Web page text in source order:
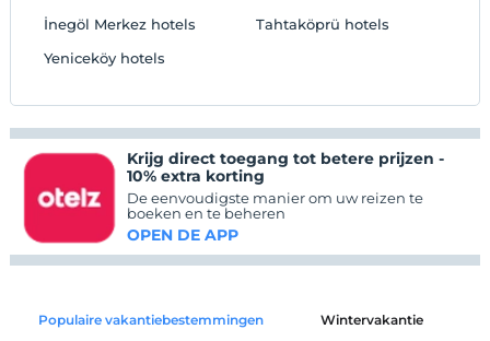
İnegöl Merkez hotels
Tahtaköprü hotels
Yeniceköy hotels
Krijg direct toegang tot betere prijzen -
10% extra korting
De eenvoudigste manier om uw reizen te
boeken en te beheren
OPEN DE APP
Populaire vakantiebestemmingen Wintervakantie